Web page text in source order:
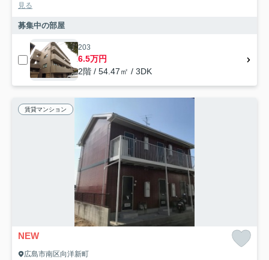
見る
募集中の部屋
203
6.5万円
2階 / 54.47㎡ / 3DK
賃貸マンション
NEW
広島市南区向洋新町